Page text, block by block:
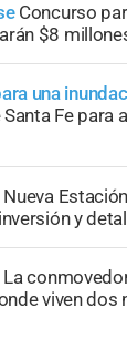
Concurso
$8
una
Fe para
Nueva
y
La
viven dos